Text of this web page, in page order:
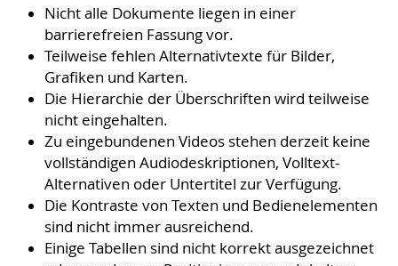
Nicht alle Dokumente liegen in einer
barrierefreien Fassung vor.
Teilweise fehlen Alternativtexte für Bilder,
Grafiken und Karten.
Die Hierarchie der Überschriften wird teilweise
nicht eingehalten.
Zu eingebundenen Videos stehen derzeit keine
vollständigen Audiodeskriptionen, Volltext-
Alternativen oder Untertitel zur Verfügung.
Die Kontraste von Texten und Bedienelementen
sind nicht immer ausreichend.
Einige Tabellen sind nicht korrekt ausgezeichnet